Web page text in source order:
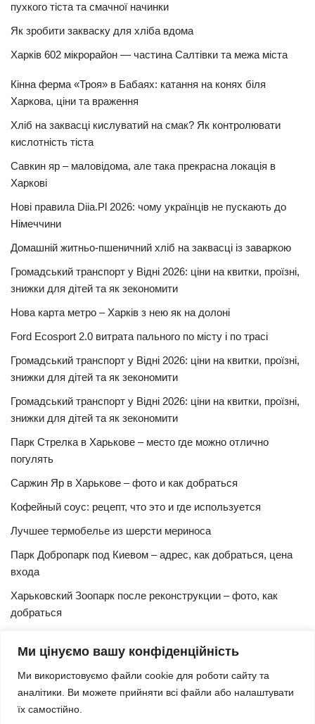
Ми цінуємо вашу конфіденційність
Ми використовуємо файли cookie для роботи сайту та
аналітики. Ви можете прийняти всі файли або налаштувати
їх самостійно.
пухкого тіста та смачної начинки
Як зробити закваску для хліба вдома
Харків 602 мікрорайон — частина Салтівки та межа міста
Кінна ферма «Троя» в Бабаях: катання на конях біля
Харкова, ціни та враження
Хліб на заквасці кислуватий на смак? Як контролювати
кислотність тіста
Савкин яр – маловідома, але така прекрасна локація в
Харкові
Нові правила Diia.Pl 2026: чому українців не пускають до
Німеччини
Домашній житньо-пшеничний хліб на заквасці із заваркою
Громадський транспорт у Відні 2026: ціни на квитки, проїзні,
знижки для дітей та як зекономити
Нова карта метро – Харків з нею як на долоні
Ford Ecosport 2.0 витрата пального по місту і по трасі
Громадський транспорт у Відні 2026: ціни на квитки, проїзні,
знижки для дітей та як зекономити
Громадський транспорт у Відні 2026: ціни на квитки, проїзні,
знижки для дітей та як зекономити
Парк Стрелка в Харькове – место где можно отлично
погулять
Саржин Яр в Харькове – фото и как добраться
Кофейный соус: рецепт, что это и где используется
Лучшее термобелье из шерсти мериноса
Парк Добропарк под Киевом – адрес, как добраться, цена
входа
Харьковский Зоопарк после реконструкции – фото, как
добраться
домашних условиях
Харьковская Швейцария – цены, адрес, как добраться
Маршрут и расписание 27 троллейбуса (Харьков)